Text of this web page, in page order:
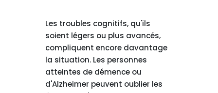
Les troubles cognitifs, qu'ils
soient légers ou plus avancés,
compliquent encore davantage
la situation. Les personnes
atteintes de démence ou
d'Alzheimer peuvent oublier les